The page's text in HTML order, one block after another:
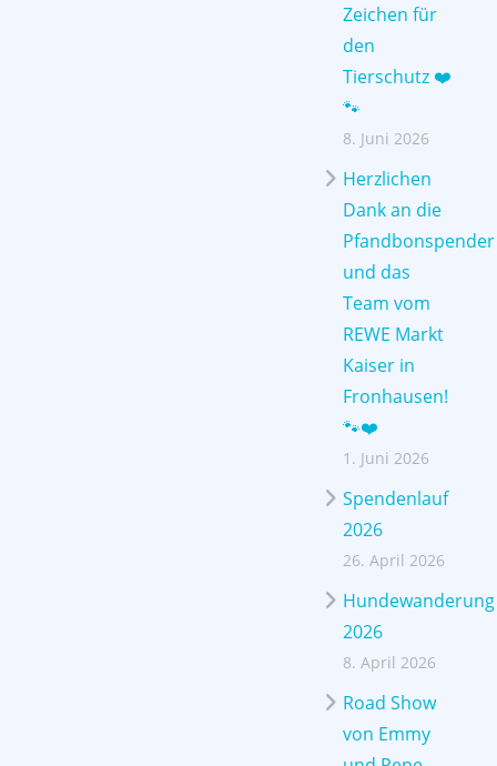
Zeichen für
den
Tierschutz ❤️
🐾
8. Juni 2026
Herzlichen
Dank an die
Pfandbonspender
und das
Team vom
REWE Markt
Kaiser in
Fronhausen!
🐾❤️
1. Juni 2026
Spendenlauf
2026
26. April 2026
Hundewanderung
2026
8. April 2026
Road Show
von Emmy